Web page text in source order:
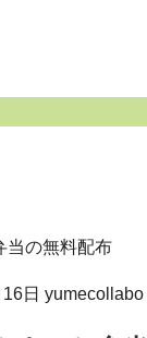
当の無料配布
日 yumecollabo